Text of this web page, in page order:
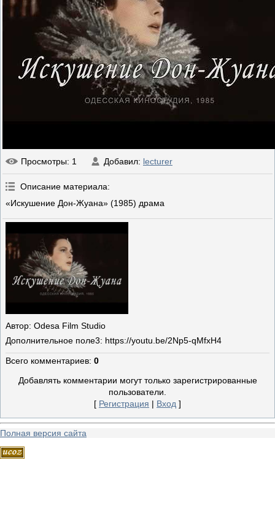
Просмотры: 1 Добавил: lecturer
Описание материала:
«Искушение Дон-Жуана» (1985) драма
Автор: Odesa Film Studio
Дополнительное поле3: https://youtu.be/2Np5-qMfxH4
Всего комментариев: 0
Добавлять комментарии могут только зарегистрированные
пользователи.
[ Регистрация | Вход ]
Полная версия сайта